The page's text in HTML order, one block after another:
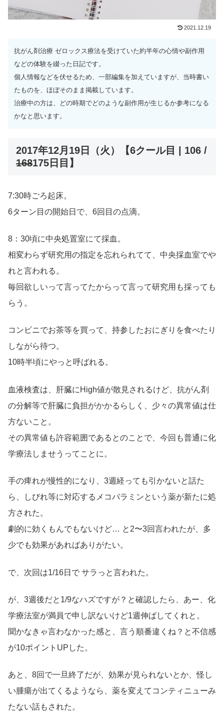
2021.12.19
抗がん剤治療 ゼロックス療法を受けていた約半年の心情や副作用
などの体験を綴った日記です。
個人情報などを伏せるため、一部編集を加えていますが、当時書い
たものを、ほぼそのまま掲載しています。
治療中の方は、どの時期でどのような副作用が生じるか参考になる
かなと思います。
2017年12月19日（火）【6クール目 | 106 /
168175日目】
7:30時ごろ起床。
6ターン目の開始日で、6回目の点滴。
8：30頃に中央処置室にて採血。
相変わらず研究用の指定を忘れられてて、中央採血室でや
れと言われる。
毎回欲しいって言ってたからって言って研究用も採っても
らう。
コンビニでお茶等を買って、持参したおにぎりを食べたり
しながら待つ。
10時半頃にやっと呼ばれる。
血液検査は、肝臓にHigh値が散見されるけど、抗がん剤
の分解等で肝臓に負担がかかるらしく、少々の異常値は仕
方ないこと。
その異常値も許容範囲であるとのことで、今回も普通に化
学療法しませうってことに。
手の痺れが慢性的になり、3週経っても引かないと話た
ら、しびれ等に対応するメコバラミンという薬が新たに処
方された。
劇的に効くもんでもないけど… と2〜3回言われたが、多
少でも効果があればありがたい。
で、次回は1/16日で サラっと言われた。
が、3週後だと1/9なハズですが？と確認したら、あー、化
学療法室が満員で申し訳ないけど1週伸ばしてくれと。
聞かなきゃ言わなかった感と、言う順番違くね？と不信感
が10ポイントUPした。
あと、8回で一旦終了だが、効果が見られないとか、怪し
い腫瘍が出てくるようなら、薬を変えてコンティニューみ
たない話もされた。